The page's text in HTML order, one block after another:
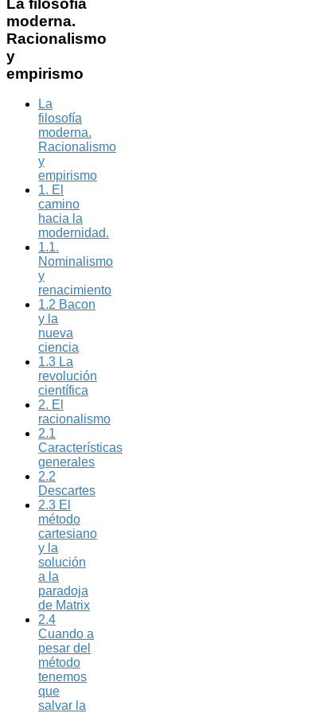
moderna.
Racionalismo
y
empirismo
La
filosofía
moderna.
Racionalismo
y
empirismo
1. El
camino
hacia la
modernidad.
1.1.
Nominalismo
y
renacimiento
1.2 Bacon
y la
nueva
ciencia
1.3 La
revolución
científica
2. El
racionalismo
2.1
Características
generales
2.2
Descartes
2.3 El
método
cartesiano
y la
solución
a la
paradoja
de Matrix
2.4
Cuando a
pesar del
método
tenemos
que
salvar la